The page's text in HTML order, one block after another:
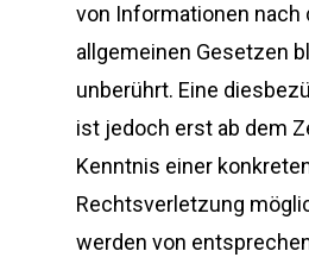
von Informationen nach
allgemeinen Gesetzen
unberührt. Eine
ist jedoch erst ab dem
Kenntnis einer
Rechtsverletzung
werden von